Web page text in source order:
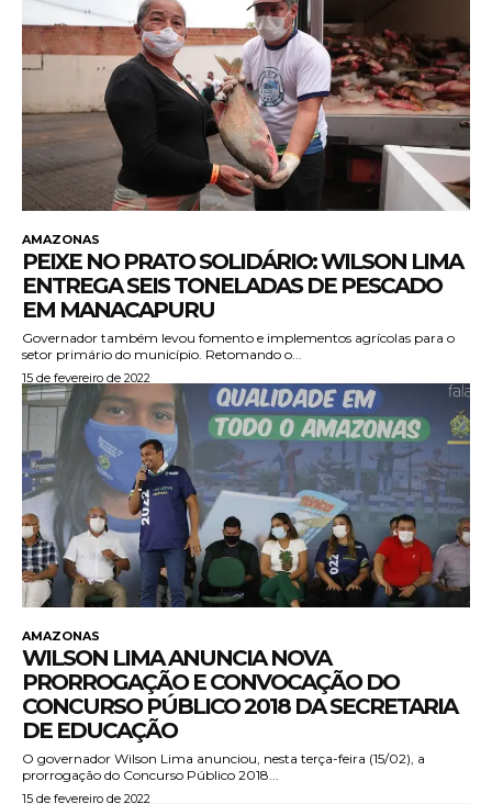
AMAZONAS
PEIXE NO PRATO SOLIDÁRIO: WILSON LIMA
ENTREGA SEIS TONELADAS DE PESCADO
EM MANACAPURU
Governador também levou fomento e implementos agrícolas para o
setor primário do município. Retomando o...
15 de fevereiro de 2022
AMAZONAS
WILSON LIMA ANUNCIA NOVA
PRORROGAÇÃO E CONVOCAÇÃO DO
CONCURSO PÚBLICO 2018 DA SECRETARIA
DE EDUCAÇÃO
O governador Wilson Lima anunciou, nesta terça-feira (15/02), a
prorrogação do Concurso Público 2018...
15 de fevereiro de 2022